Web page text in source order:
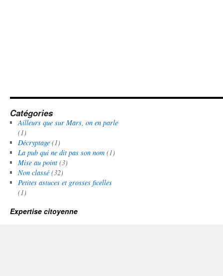
Catégories
Ailleurs que sur Mars, on en parle
(1)
Décryptage(1)
La pub qui ne dit pas son nom(1)
Mise au point(3)
Non classé(32)
Petites astuces et grosses ficelles
(1)
Expertise citoyenne